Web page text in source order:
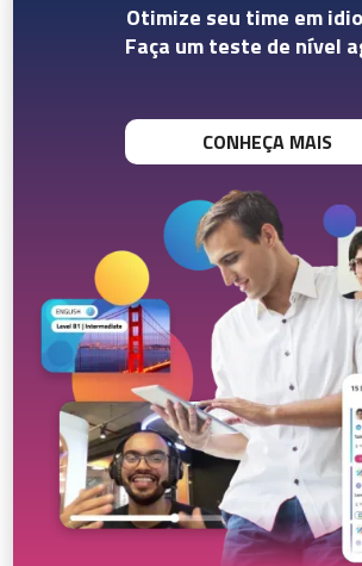
Otimize seu time em
Faça um teste de nível
CONHEÇA MAIS